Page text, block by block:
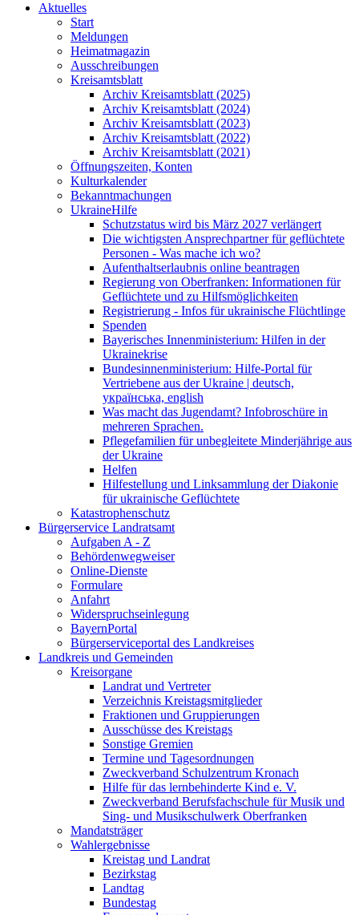
Aktuelles
Start
Meldungen
Heimatmagazin
Ausschreibungen
Kreisamtsblatt
Archiv Kreisamtsblatt (2025)
Archiv Kreisamtsblatt (2024)
Archiv Kreisamtsblatt (2023)
Archiv Kreisamtsblatt (2022)
Archiv Kreisamtsblatt (2021)
Öffnungszeiten, Konten
Kulturkalender
Bekanntmachungen
UkraineHilfe
Schutzstatus wird bis März 2027 verlängert
Die wichtigsten Ansprechpartner für geflüchtete
Personen - Was mache ich wo?
Aufenthaltserlaubnis online beantragen
Regierung von Oberfranken: Informationen für
Geflüchtete und zu Hilfsmöglichkeiten
Registrierung - Infos für ukrainische Flüchtlinge
Spenden
Bayerisches Innenministerium: Hilfen in der
Ukrainekrise
Bundesinnenministerium: Hilfe-Portal für
Vertriebene aus der Ukraine | deutsch,
українська, english
Was macht das Jugendamt? Infobroschüre in
mehreren Sprachen.
Pflegefamilien für unbegleitete Minderjährige aus
der Ukraine
Helfen
Hilfestellung und Linksammlung der Diakonie
für ukrainische Geflüchtete
Katastrophenschutz
Bürgerservice Landratsamt
Aufgaben A - Z
Behördenwegweiser
Online-Dienste
Formulare
Anfahrt
Widerspruchseinlegung
BayernPortal
Bürgerserviceportal des Landkreises
Landkreis und Gemeinden
Kreisorgane
Landrat und Vertreter
Verzeichnis Kreistagsmitglieder
Fraktionen und Gruppierungen
Ausschüsse des Kreistags
Sonstige Gremien
Termine und Tagesordnungen
Zweckverband Schulzentrum Kronach
Hilfe für das lernbehinderte Kind e. V.
Zweckverband Berufsfachschule für Musik und
Sing- und Musikschulwerk Oberfranken
Mandatsträger
Wahlergebnisse
Kreistag und Landrat
Bezirkstag
Landtag
Bundestag